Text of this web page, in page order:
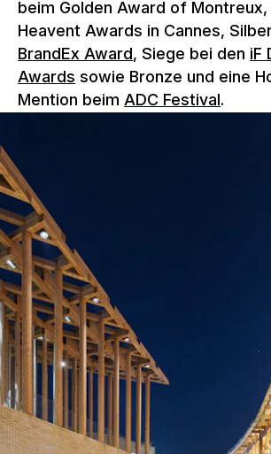
beim Golden Award of Montreux,
Heavent Awards in Cannes,
BrandEx Award, Siege bei den iF
Awards sowie Bronze und eine
Mention beim ADC Festival.